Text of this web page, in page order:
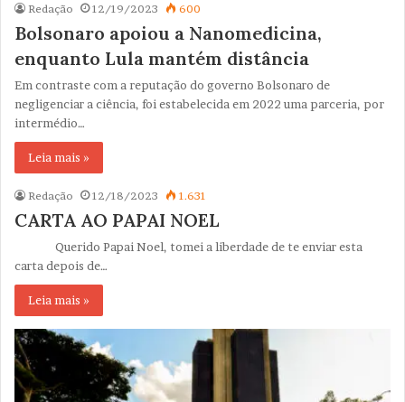
Redação 12/19/2023 600
Bolsonaro apoiou a Nanomedicina,
enquanto Lula mantém distância
Em contraste com a reputação do governo Bolsonaro de
negligenciar a ciência, foi estabelecida em 2022 uma parceria, por
intermédio…
Leia mais »
Redação 12/18/2023 1.631
CARTA AO PAPAI NOEL
Querido Papai Noel, tomei a liberdade de te enviar esta
carta depois de…
Leia mais »